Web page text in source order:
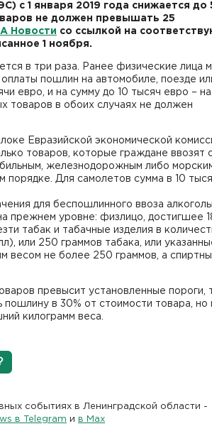
с 1 января 2019 года снижается до
не должен превышать 25
Новости со ссылкой на
1 ноября.
в три раза. Ранее физические лица
пошлин на автомобиле, поезде
евро, и на сумму до 10 тысяч евро – на
товаров в обоих случаях не должен
Евразийской экономической
товаров, которые граждане ввозят
железнодорожным либо
порядке. Для самолетов сумма в 10
для беспошлинного ввоза
прежнем уровне: физлицо, достигшее
табак и табачные изделия в
или 250 граммов табака, или
весом не более 250 граммов, а
превысит установленные пороги,
пошлину в 30% от стоимости товара, но
килограмм веса.
событиях в Ленинградской области -
в Telegram и в Maх